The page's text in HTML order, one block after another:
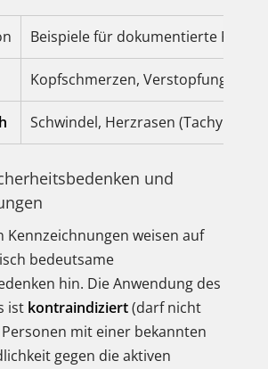
Beispiele für dokumentierte
Kopfschmerzen, Verstopfung,
Schwindel, Herzrasen
und
Kennzeichnungen weisen auf
bedeutsame
hin. Die Anwendung des
ist kontraindiziert(darf nicht
mit einer bekannten
gegen die aktiven